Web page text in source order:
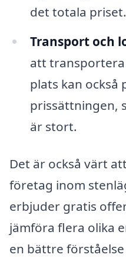
det totala priset.
Transport och
att
plats kan också
prissättningen,
är stort.
Det är också värt
företag inom
erbjuder gratis
jämföra flera olika
en bättre